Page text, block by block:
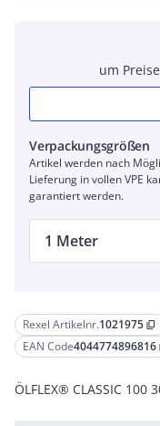
Rexel Artikelnr.1021975 content_copy
EAN Code4044774896816
ÖLFLEX® CLASSIC 100
um
Verpackungsgrößen
Artikel werden nach
Lieferung in vollen VPE
garantiert werden.
1 Meter